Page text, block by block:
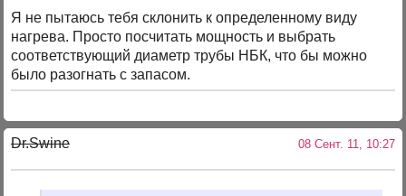
Я не пытаюсь тебя склонить к определенному виду
нагрева. Просто посчитать мощность и выбрать
соответствующий диаметр трубы НБК, что бы можно
было разогнать с запасом.
Dr.Swine 08 Сент. 11, 10:27